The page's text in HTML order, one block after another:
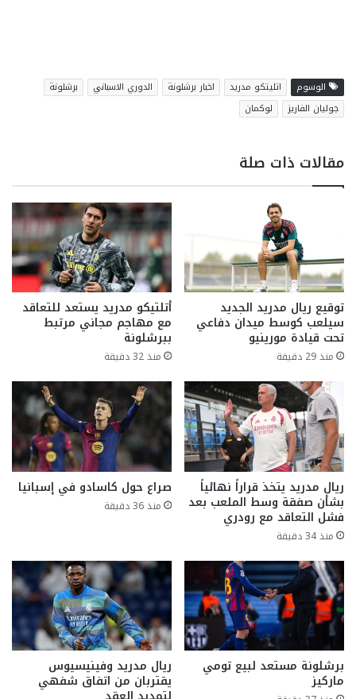
الوسوم اتليتكو مدريد اخبار برشلونة الدوري الاسباني
برشلونة
جوليان الفاريز
لوكمان
مقالات ذات صلة
توقيع ريال مدريد الجديد
سيلعب كوسط ميدان دفاعي
تحت قيادة مورينيو
منذ 29 دقيقة
أتلتيكو مدريد يستعد للتعاقد
مع مهاجم مجاني مرتبط
ببرشلونة
منذ 32 دقيقة
ريال مدريد يتخذ قراراً نهائياً
بشأن صفقة وسط الملعب بعد
فشل التعاقد مع رودري
منذ 34 دقيقة
صراع حول كاسادو في إسبانيا
منذ 36 دقيقة
برشلونة مستعد لبيع تومي
ماركيز
ريال مدريد وفينيسيوس
يقتربان من اتفاق شفهي